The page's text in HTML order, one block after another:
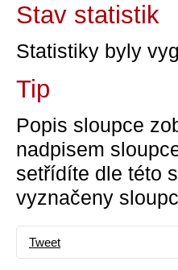
Stav statistik
Statistiky byly
Tip
Popis sloupce
nadpisem
setřídíte dle této
vyznačeny
Tweet